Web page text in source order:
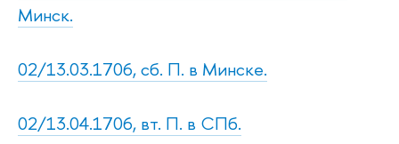
Минск.
02/13.03.1706, сб. П. в Минске.
02/13.04.1706, вт. П. в СПб.